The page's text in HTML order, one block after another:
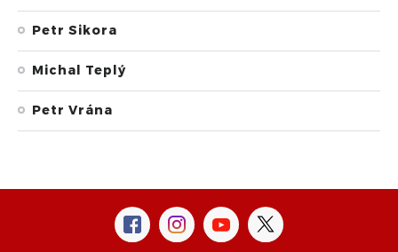
Petr Sikora
Michal Teplý
Petr Vrána